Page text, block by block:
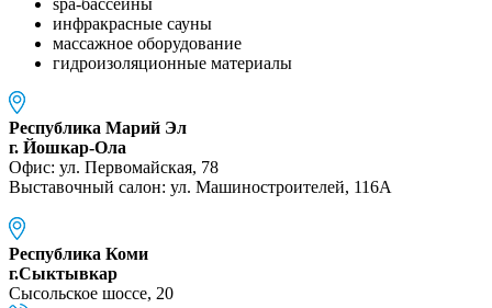
spa-бассейны
инфракрасные сауны
массажное оборудование
гидроизоляционные материалы
Республика Марий Эл
г. Йошкар-Ола
Офис: ул. Первомайская, 78
Выставочный салон: ул. Машиностроителей, 116A
Республика Коми
г.Сыктывкар
Сысольское шоссе, 20